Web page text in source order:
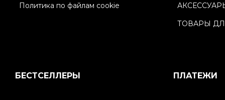
Политика по файлам cookie
ТОВАРЫ
БЕСТСЕЛЛЕРЫ ПЛАТЕЖИ